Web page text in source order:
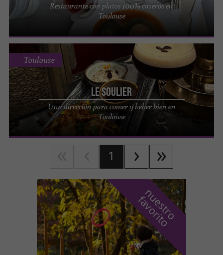
Restaurante con platos 100% caseros en
Toulouse
Le Soulier
Una dirección para comer y beber bien en
Toulouse
Toulouse
1
n
u
e
s
t
r
o
f
a
v
o
r
i
t
o